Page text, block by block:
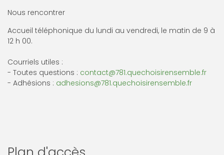
Nous rencontrer
Accueil téléphonique du lundi au vendredi, le matin de 9 à
12 h 00.
Courriels utiles :
- Toutes questions : contact@781.quechoisirensemble.fr
- Adhésions : adhesions@781.quechoisirensemble.fr